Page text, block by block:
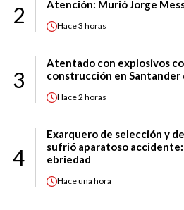
2 Atención: Murió Jorge
Hace3 horas
3
Atentado con explosivos
construcción en Santander
Hace2 horas
4
Exarquero de selección y
sufrió aparatoso
ebriedad
Haceuna hora